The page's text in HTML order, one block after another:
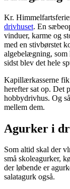
Kr.
drivhuset. En
vinduer, karme og
med en stivbørstet
algebelægning,
sidst blev det hele
Kapillærkasserne fik
herefter sat op. Det
hobbydrivhus. Og
mellem dem.
Agurker i
Som altid skal der
små skoleagurker,
der løbende er
salatagurk også.